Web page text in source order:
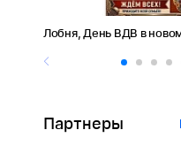
Лобня, День ВДВ в новом
Партнеры